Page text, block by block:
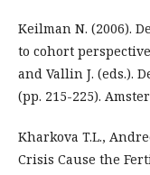
Keilman N. (2006).
to cohort
and Vallin J. (eds.).
(pp. 215-225).
Kharkova T.L.,
Crisis Cause the